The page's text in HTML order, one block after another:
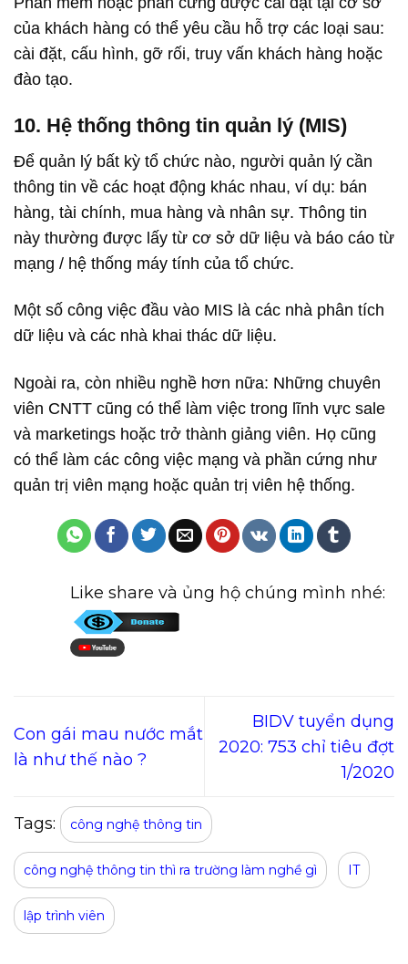
của khách hàng có thể yêu cầu hỗ trợ các loại sau:
cài đặt, cấu hình, gỡ rối, truy vấn khách hàng hoặc
đào tạo.
10. Hệ thống thông tin quản lý (MIS)
Để quản lý bất kỳ tổ chức nào, người quản lý cần
thông tin về các hoạt động khác nhau, ví dụ: bán
hàng, tài chính, mua hàng và nhân sự. Thông tin
này thường được lấy từ cơ sở dữ liệu và báo cáo từ
mạng / hệ thống máy tính của tổ chức.
Một số công việc đầu vào MIS là các nhà phân tích
dữ liệu và các nhà khai thác dữ liệu.
Ngoài ra, còn nhiều nghề hơn nữa: Những chuyên
viên CNTT cũng có thể làm việc trong lĩnh vực sale
và marketings hoặc trở thành giảng viên. Họ cũng
có thể làm các công việc mạng và phần cứng như
quản trị viên mạng hoặc quản trị viên hệ thống.
Like share và ủng hộ chúng mình nhé:
Con gái mau nước mắt
là như thế nào ?
BIDV tuyển dụng
2020: 753 chỉ tiêu đợt
1/2020
Tags: công nghệ thông tin
công nghệ thông tin thì ra trường làm nghề gì IT
lập trình viên